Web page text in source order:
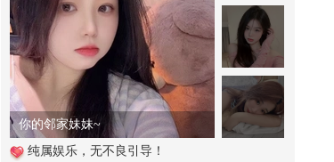
狐 @80后小芳 @小狐 @张朝阳
746
高血压的人平时应该怎么吃？
35.1万
【一镜解锁潮生活】这个菜王终于
你的邻家妹妹~
纯属娱乐，无不良引导！